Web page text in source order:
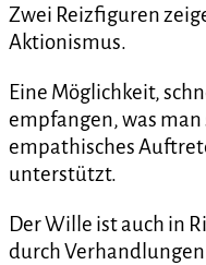
Zwei Reizfiguren
Aktionismus.
Eine Möglichkeit,
empfangen, was
empathisches
unterstützt.
Der Wille ist auch in
durch